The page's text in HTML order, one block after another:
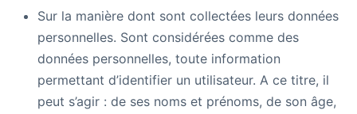
Sur la manière dont sont collectées leurs données
personnelles. Sont considérées comme des
données personnelles, toute information
permettant d’identifier un utilisateur. A ce titre, il
peut s’agir : de ses noms et prénoms, de son âge,